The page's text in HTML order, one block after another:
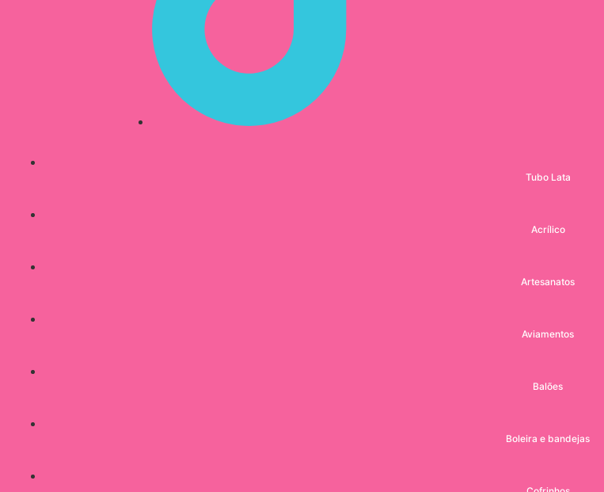
Tubo Lata
Acrílico
Artesanatos
Aviamentos
Balões
Boleira e bandejas